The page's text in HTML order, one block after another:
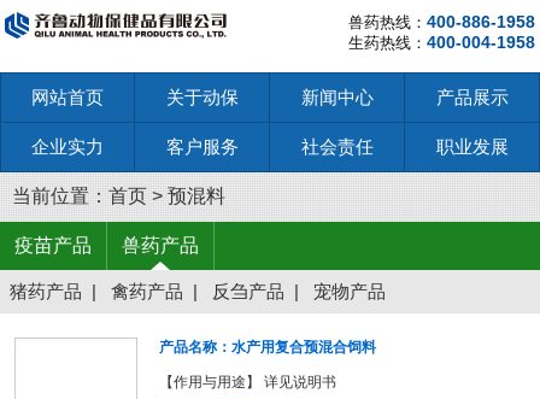
兽药热线： 400-886-1958
生药热线： 400-004-1958
网站首页 关于动保 新闻中心 产品展示
企业实力 客户服务 社会责任 职业发展
当前位置： 首页 > 预混料
疫苗产品 兽药产品
猪药产品 | 禽药产品 | 反刍产品 | 宠物产品
产品名称：水产用复合预混合饲料
【作用与用途】 详见说明书